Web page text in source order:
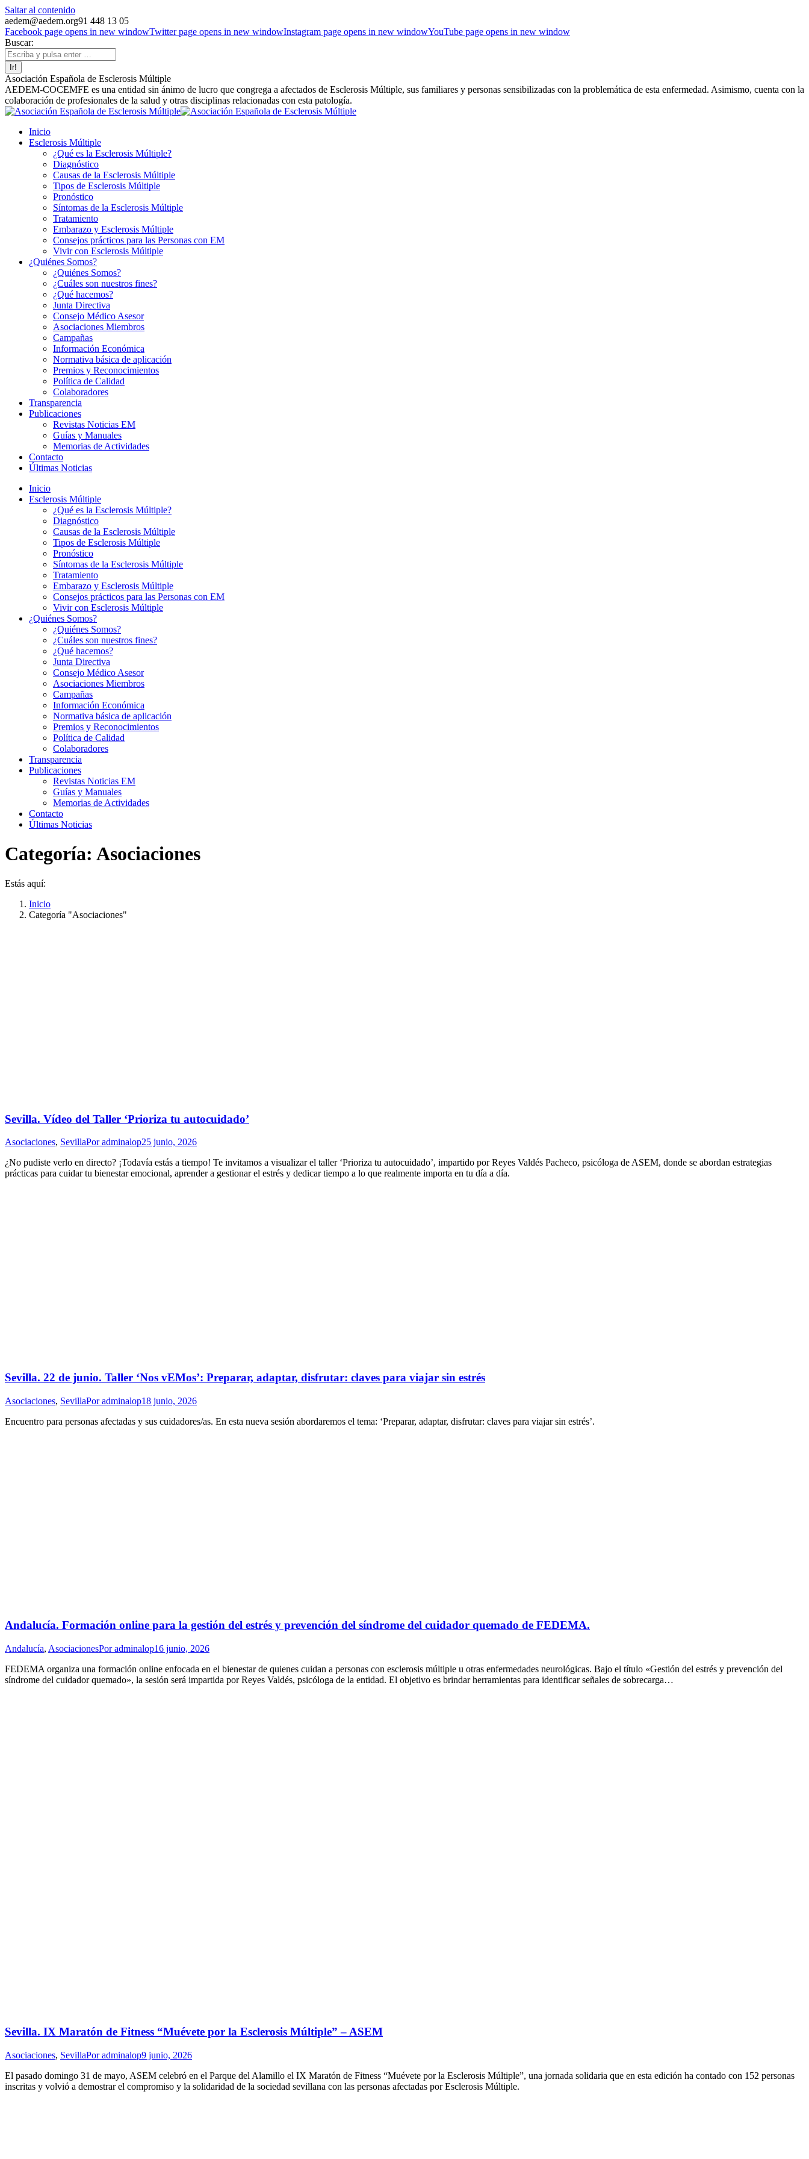
Saltar al contenido
aedem@aedem.org91 448 13 05
Facebook page opens in new windowTwitter page opens in new windowInstagram page opens in new windowYouTube page opens in new window
Buscar:
Asociación Española de Esclerosis Múltiple
AEDEM-COCEMFE es una entidad sin ánimo de lucro que congrega a afectados de Esclerosis Múltiple, sus familiares y personas sensibilizadas con la problemática de esta enfermedad. Asimismo, cuenta con la
colaboración de profesionales de la salud y otras disciplinas relacionadas con esta patología.
Inicio
Esclerosis Múltiple
¿Qué es la Esclerosis Múltiple?
Diagnóstico
Causas de la Esclerosis Múltiple
Tipos de Esclerosis Múltiple
Pronóstico
Síntomas de la Esclerosis Múltiple
Tratamiento
Embarazo y Esclerosis Múltiple
Consejos prácticos para las Personas con EM
Vivir con Esclerosis Múltiple
¿Quiénes Somos?
¿Quiénes Somos?
¿Cuáles son nuestros fines?
¿Qué hacemos?
Junta Directiva
Consejo Médico Asesor
Asociaciones Miembros
Campañas
Información Económica
Normativa básica de aplicación
Premios y Reconocimientos
Política de Calidad
Colaboradores
Transparencia
Publicaciones
Revistas Noticias EM
Guías y Manuales
Memorias de Actividades
Contacto
Últimas Noticias
Inicio
Esclerosis Múltiple
¿Qué es la Esclerosis Múltiple?
Diagnóstico
Causas de la Esclerosis Múltiple
Tipos de Esclerosis Múltiple
Pronóstico
Síntomas de la Esclerosis Múltiple
Tratamiento
Embarazo y Esclerosis Múltiple
Consejos prácticos para las Personas con EM
Vivir con Esclerosis Múltiple
¿Quiénes Somos?
¿Quiénes Somos?
¿Cuáles son nuestros fines?
¿Qué hacemos?
Junta Directiva
Consejo Médico Asesor
Asociaciones Miembros
Campañas
Información Económica
Normativa básica de aplicación
Premios y Reconocimientos
Política de Calidad
Colaboradores
Transparencia
Publicaciones
Revistas Noticias EM
Guías y Manuales
Memorias de Actividades
Contacto
Últimas Noticias
Categoría: Asociaciones
Estás aquí:
Inicio
Categoría "Asociaciones"
Sevilla. Vídeo del Taller ‘Prioriza tu autocuidado’
Asociaciones, SevillaPoradminalop25 junio, 2026
¿No pudiste verlo en directo? ¡Todavía estás a tiempo! Te invitamos a visualizar el taller ‘Prioriza tu autocuidado’, impartido por Reyes Valdés Pacheco, psicóloga de ASEM, donde se abordan estrategias
prácticas para cuidar tu bienestar emocional, aprender a gestionar el estrés y dedicar tiempo a lo que realmente importa en tu día a día.
Sevilla. 22 de junio. Taller ‘Nos vEMos’: Preparar, adaptar, disfrutar: claves para viajar sin estrés
Asociaciones, SevillaPoradminalop18 junio, 2026
Encuentro para personas afectadas y sus cuidadores/as. En esta nueva sesión abordaremos el tema: ‘Preparar, adaptar, disfrutar: claves para viajar sin estrés’.
Andalucía. Formación online para la gestión del estrés y prevención del síndrome del cuidador quemado de FEDEMA.
Andalucía, AsociacionesPoradminalop16 junio, 2026
FEDEMA organiza una formación online enfocada en el bienestar de quienes cuidan a personas con esclerosis múltiple u otras enfermedades neurológicas. Bajo el título «Gestión del estrés y prevención del
síndrome del cuidador quemado», la sesión será impartida por Reyes Valdés, psicóloga de la entidad. El objetivo es brindar herramientas para identificar señales de sobrecarga…
Sevilla. IX Maratón de Fitness “Muévete por la Esclerosis Múltiple” – ASEM
Asociaciones, SevillaPoradminalop9 junio, 2026
El pasado domingo 31 de mayo, ASEM celebró en el Parque del Alamillo el IX Maratón de Fitness “Muévete por la Esclerosis Múltiple”, una jornada solidaria que en esta edición ha contado con 152 personas
inscritas y volvió a demostrar el compromiso y la solidaridad de la sociedad sevillana con las personas afectadas por Esclerosis Múltiple.